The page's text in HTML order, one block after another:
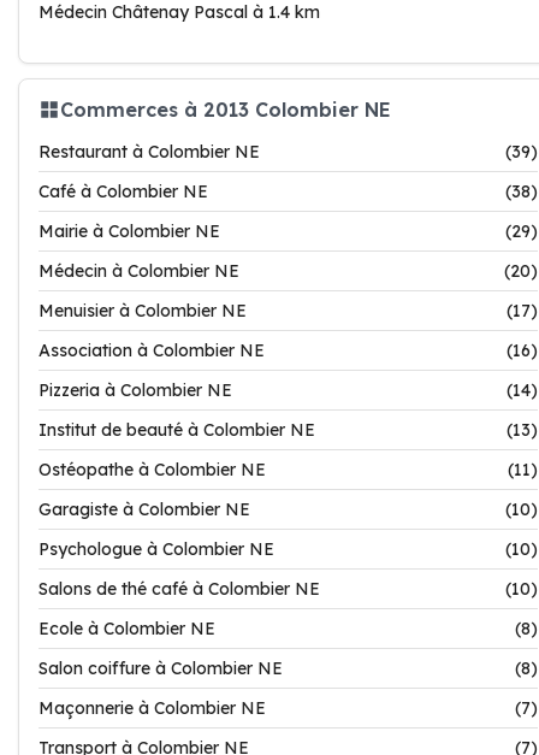
Médecin Châtenay Pascal à 1.4 km
Commerces à 2013 Colombier NE
Restaurant à Colombier NE
(39)
Café à Colombier NE
(38)
Mairie à Colombier NE
(29)
Médecin à Colombier NE
(20)
Menuisier à Colombier NE
(17)
Association à Colombier NE
(16)
Pizzeria à Colombier NE
(14)
Institut de beauté à Colombier NE
(13)
Ostéopathe à Colombier NE
(11)
Garagiste à Colombier NE
(10)
Psychologue à Colombier NE
(10)
Salons de thé café à Colombier NE
(10)
Ecole à Colombier NE
(8)
Salon coiffure à Colombier NE
(8)
Maçonnerie à Colombier NE
(7)
Transport à Colombier NE
(7)